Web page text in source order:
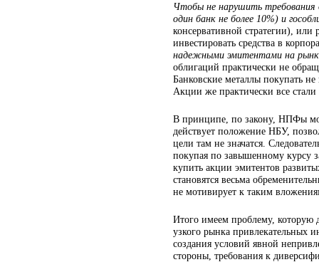
Чтобы не нарушить требования
один банк не более 10%) и
консервативной стратегии),
инвестировать средства в
надежными эмитентами на
облигаций практически не
Банковские металлы покупать
Акции же практически все
В принципе, по закону, НПФы
действует положение НБУ,
цели там не значатся.
покупая по завышенному курсу
купить акции эмитентов
становятся весьма
не мотивирует к таким
Итого имеем проблему,
узкого рынка привлекательных
создания условий явной
стороны, требования к